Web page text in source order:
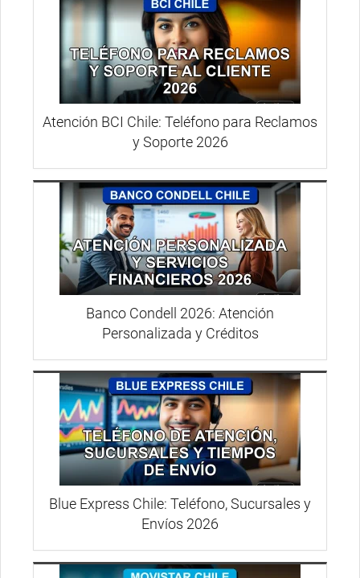
Atención BCI Chile: Teléfono para Reclamos
y Soporte 2026
Banco Condell 2026: Atención
Personalizada y Créditos
Blue Express Chile: Teléfono, Sucursales y
Envíos 2026